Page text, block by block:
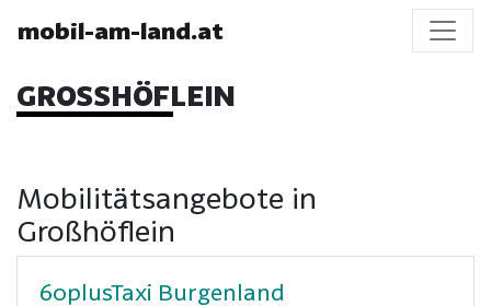
mobil-am-land.at
GROSSHÖFLEIN
Mobilitätsangebote in
Großhöflein
60plusTaxi Burgenland